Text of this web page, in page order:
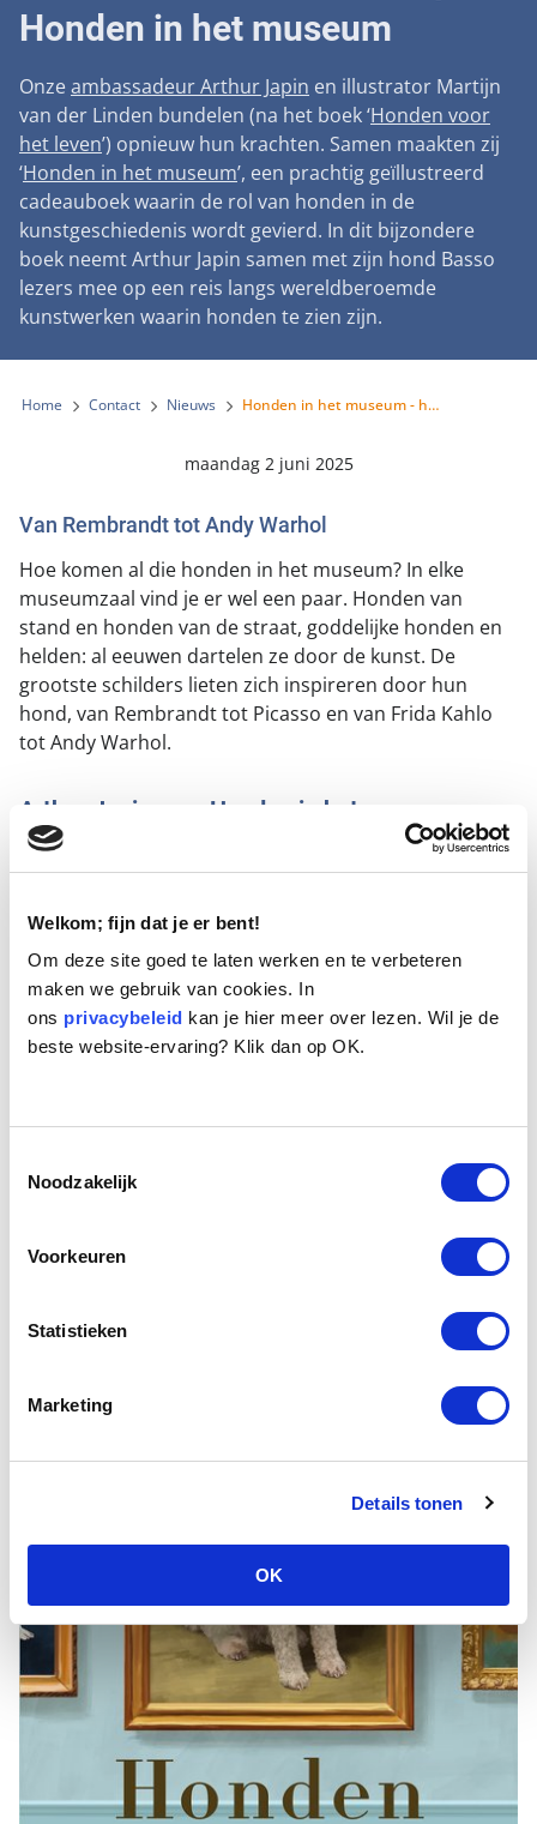
Welkom; fijn dat je er bent!
Om deze site goed te laten werken en te verbeteren
maken we gebruik van cookies. In
ons privacybeleid kan je hier meer over lezen. Wil je de
beste website-ervaring? Klik dan op OK.
Noodzakelijk
Voorkeuren
Statistieken
Marketing
Details tonen
OK
Landelijke registratie bijtincidenten
Landelijk vuurwerkverbod
Verplichte pre-aanschaf cursus
Gemeentelijk meldpunt bijtincidenten
Voldoende veilige losloopgebieden
Verbod op fokken met kortsnuitige honden
Lezingen
Symposium Gemeentelijk Dierenbeleid
Teken onze petitie
Steun als bedrijf
Adopteer een seniorhond
Sponsor een seniorhond
Schenk met belastingvoordeel
Steun als vrijwilliger
Kom in actie
Vraag een donatiebox aan
Wat wij doen
Onze organisatie
Samenwerking
Bekende vrienden
Jaarverslag
Vacatures
Donateursmagazine Hond
Pers
Nieuws
Veelgestelde vragen
Melding hondenleed
Nieuwsbrief
Zoeken
Honden in het museum
Onzeambassadeur Arthur Japin en illustrator Martijn
van der Linden bundelen (na het boek ‘Honden voor
het leven’) opnieuw hun krachten. Samen maakten zij
‘Honden in het museum’, een prachtig geïllustreerd
cadeauboek waarin de rol van honden in de
kunstgeschiedenis wordt gevierd. In dit bijzondere
boek neemt Arthur Japin samen met zijn hond Basso
lezers mee op een reis langs wereldberoemde
kunstwerken waarin honden te zien zijn.
Home Contact Nieuws Honden in het museum - het nieuwe boek van Arthur Japin
maandag 2 juni 2025
Van Rembrandt tot Andy Warhol
Hoe komen al die honden in het museum? In elke
museumzaal vind je er wel een paar. Honden van
stand en honden van de straat, goddelijke honden en
helden: al eeuwen dartelen ze door de kunst. De
grootste schilders lieten zich inspireren door hun
hond, van Rembrandt tot Picasso en van Frida Kahlo
tot Andy Warhol.
Arthur Japin over Honden in het museum
“Je hond gelooft in jou, ook op momenten dat jij dat
neem dan een hond,” aldus Japin. Met zijn
laat hij zien hoe honden door de eeuwen heen
kunstenaars hebben geïnspireerd en een speciale plek
in de kunstgeschiedenis hebben veroverd.
Of nog beter: bij je lokale boekhandel.